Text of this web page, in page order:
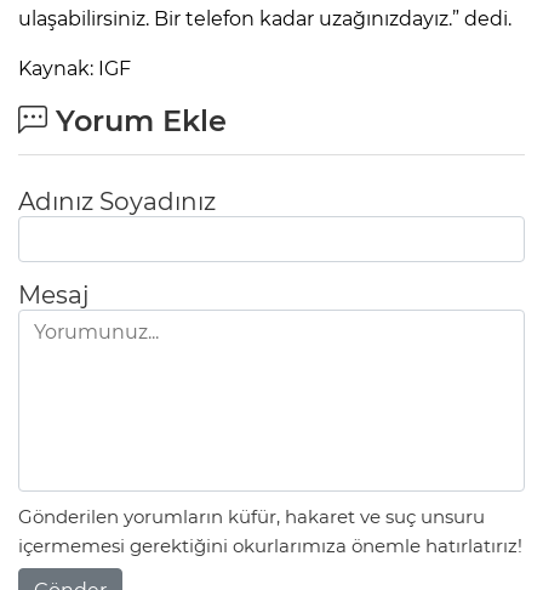
ulaşabilirsiniz. Bir telefon kadar uzağınızdayız.” dedi.
Kaynak: IGF
Yorum Ekle
Adınız Soyadınız
Mesaj
Gönderilen yorumların küfür, hakaret ve suç unsuru
içermemesi gerektiğini okurlarımıza önemle hatırlatırız!